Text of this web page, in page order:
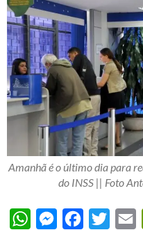
Amanhã é o último dia para
do INSS || Foto
WhatsAppMessengerFacebook
Twitter